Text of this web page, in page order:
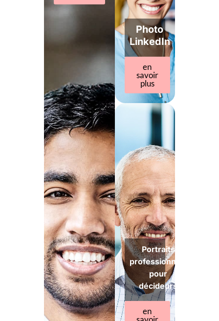
Photo
LinkedIn
en
savoir
plus
Portraits
professionnels
pour
décideurs
en